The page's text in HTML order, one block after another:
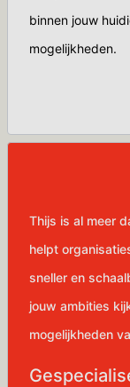
binnen jouw
mogelijkheden.
Thijs is al meer
helpt
sneller en
jouw ambities
mogelijkheden